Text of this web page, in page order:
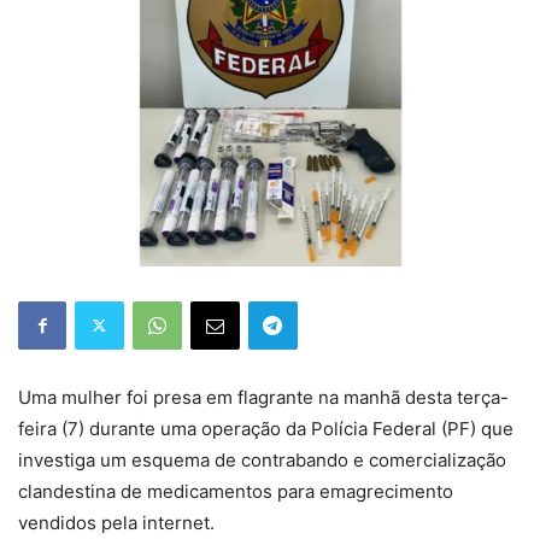
Uma mulher foi presa em flagrante na manhã desta terça-
feira (7) durante uma operação da Polícia Federal (PF) que
investiga um esquema de contrabando e comercialização
clandestina de medicamentos para emagrecimento
vendidos pela internet.